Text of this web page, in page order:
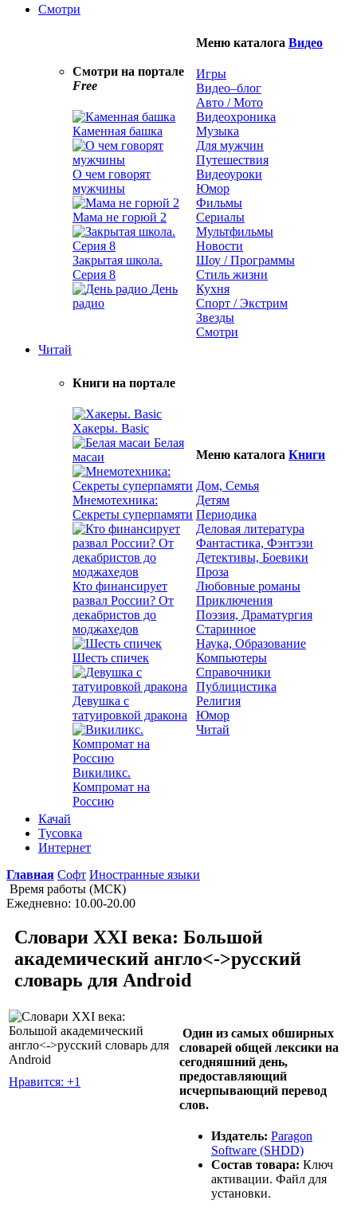
Смотри
Смотри на портале
Free
Каменная башка
О чем говорят
мужчины
Мама не горюй 2
Закрытая школа.
Серия 8
День
радио
Меню каталога Видео
Игры
Видео–блог
Авто / Мото
Видеохроника
Музыка
Для мужчин
Путешествия
Видеоуроки
Юмор
Фильмы
Сериалы
Мультфильмы
Новости
Шоу / Программы
Стиль жизни
Кухня
Спорт / Экстрим
Звезды
Смотри
Читай
Книги на портале
Хакеры. Basic
Белая
масаи
Мнемотехника:
Секреты суперпамяти
Кто финансирует
развал России? От
декабристов до
моджахедов
Шесть спичек
Девушка с
татуировкой дракона
Викиликс.
Компромат на
Россию
Меню каталога Книги
Дом, Семья
Детям
Периодика
Деловая литература
Фантастика, Фэнтэзи
Детективы, Боевики
Проза
Любовные романы
Приключения
Поэзия, Драматургия
Старинное
Наука, Образование
Компьютеры
Справочники
Публицистика
Религия
Юмор
Читай
Качай
Тусовка
Интернет
Главная Софт Иностранные языки
Время работы (МСК)
Ежедневно: 10.00-20.00
Словари XXI века: Большой
академический англо<->русский
словарь для Android
Нравится: +1
Один из самых обширных
словарей общей лексики на
сегодняшний день,
предоставляющий
исчерпывающий перевод
слов.
Издатель: Paragon
Software (SHDD)
Состав товара: Ключ
активации. Файл для
установки.